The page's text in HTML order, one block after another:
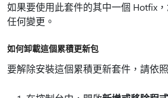
如果要使用此套件的其中一個 Hotfix
任何變更。
如何卸載這個累積更新包
要解除安裝這個累積更新套件，請依